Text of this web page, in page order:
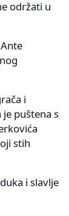
održati u
i
puštena s
stih
i slavlje